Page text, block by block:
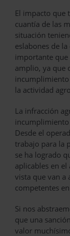
El impacto que
cuantía de las
situación
eslabones de
importante que
amplio, ya que
incumplimiento
la actividad
La infracción
Desde el
trabajo para la
se ha logrado
aplicables en
vista que van a
competentes
Si nos
que una
valor